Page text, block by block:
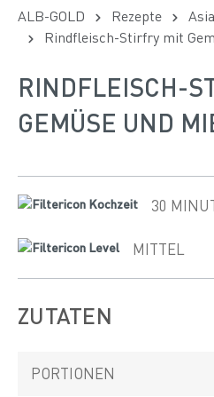
ALB-GOLD Rezepte
Rindfleisch-Stirfry mit
RINDFLEISCH-
GEMÜSE UND
30
MITTEL
ZUTATEN
PORTIONEN